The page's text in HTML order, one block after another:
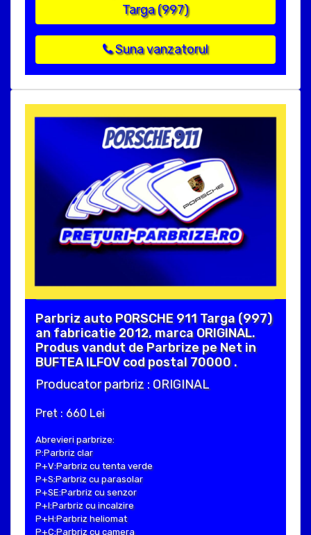
Targa (997)
Suna vanzatorul
Parbriz auto PORSCHE 911 Targa (997)
an fabricatie 2012, marca ORIGINAL.
Produs vandut de Parbrize pe Net in
BUFTEA ILFOV cod postal 70000 .
Producator parbriz : ORIGINAL
Pret : 660 Lei
Abrevieri parbrize:
P:Parbriz clar
P+V:Parbriz cu tenta verde
P+S:Parbriz cu parasolar
P+SE:Parbriz cu senzor
P+I:Parbriz cu incalzire
P+H:Parbriz heliomat
P+C:Parbriz cu camera